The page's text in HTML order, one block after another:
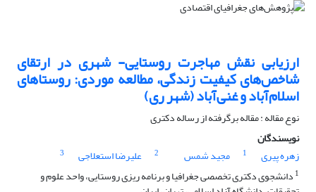
ارزیابی نقش مهاجرت روستایی- شهری در ارتقای
شاخص‌های کیفیت زندگی، مطالعه موردی: روستاهای
اسلام‌آباد و غنی‌آباد (شهر ری)
نوع مقاله : مقاله برگرفته از رساله دکتری
نویسندگان
زهره پیری
1 مجید شمس 2 علیرضا استعلاجی
3
1 دانشجوی دکتری تخصصی جغرافیا و برنامه ریزی روستایی، واحد علوم و